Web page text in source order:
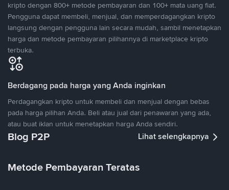
kripto dengan 800+ metode pembayaran dan 100+ mata uang fiat.
Pengguna dapat membeli, menjual, dan memperdagangkan kripto
langsung dengan pengguna lain secara mudah, sambil menetapkan
harga dan metode pembayaran pilihannya di marketplace kripto
terbuka.
Berdagang pada harga yang Anda inginkan
Perdagangkan kripto untuk membeli dan menjual dengan bebas
pada harga pilihan Anda. Beli atau jual dari penawaran yang ada,
atau buat iklan untuk menetapkan harga Anda sendiri.
Blog P2P Lihat selengkapnya
Metode Pembayaran Teratas